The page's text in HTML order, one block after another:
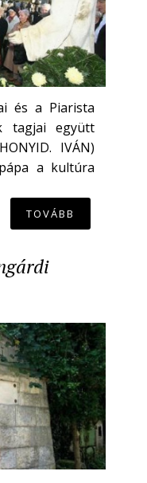
és a Piarista
tagjai együtt
IVÁN)
a kultúra
TOVÁBB